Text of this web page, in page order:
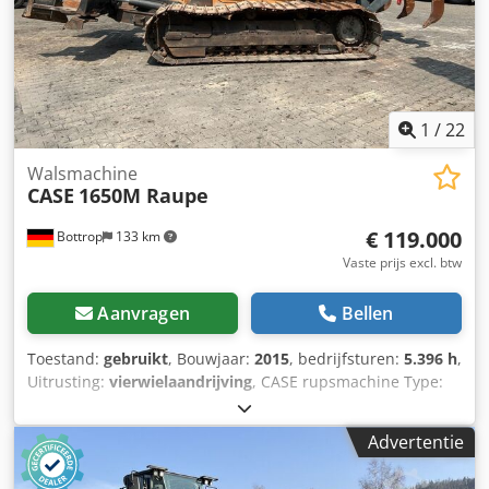
2 x HPP Hogedrukcapaciteit: 122 l/min - 130 bar
Vacuümpomp: Samson Afstandsbediening: ?
1 /22
Bottrop 133 km
Walsmachine
CASE 1650M Raupe
€ 119.000
Vaste prijs excl. btw
Aanvragen Bellen
Toestand: gebruikt, Bouwjaar: 2015, bedrijfsturen: 5.396 h,
Uitrusting: vierwielaandrijving, CASE rupsmachine Type:
1650M Leeggewicht: 19.200 kg Vermogen: 122 kW
Bedrijfsuren: 5.396 Uitrusting: Cjdjzhyrmepfx Ahuorf -
Stoelverwarming - Airconditioning - Radio - Achterop
ripper met 3 tanden - Voorste cabinebeschermingen en
Advertentie